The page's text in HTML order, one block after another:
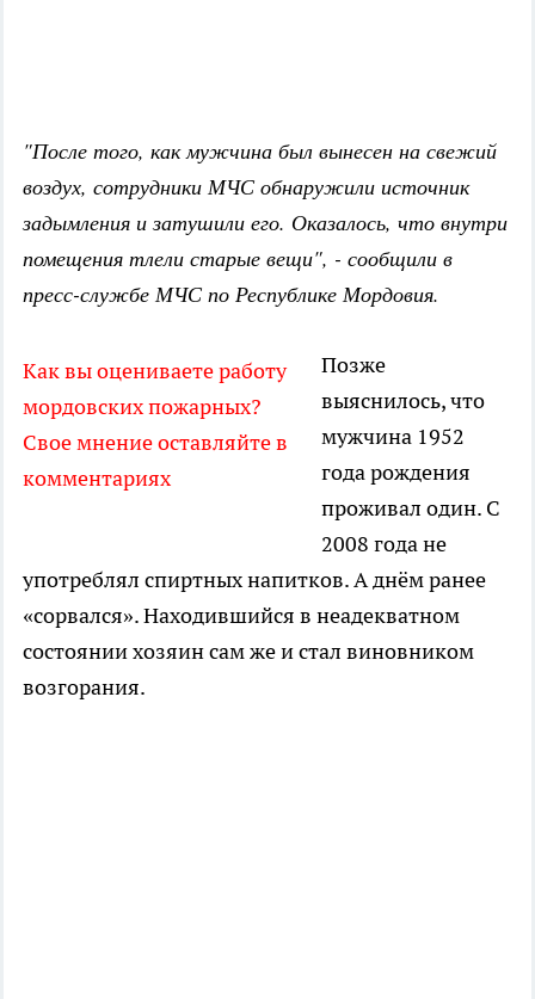
"После того, как мужчина был вынесен на свежий
воздух, сотрудники МЧС обнаружили источник
задымления и затушили его. Оказалось, что внутри
помещения тлели старые вещи", - сообщили в
пресс-службе МЧС по Республике Мордовия.
Как вы оцениваете работу
мордовских пожарных?
Свое мнение оставляйте в
комментариях
Позже
выяснилось, что
мужчина 1952
года рождения
проживал один. С
2008 года не
употреблял спиртных напитков. А днём ранее
«сорвался». Находившийся в неадекватном
состоянии хозяин сам же и стал виновником
возгорания.